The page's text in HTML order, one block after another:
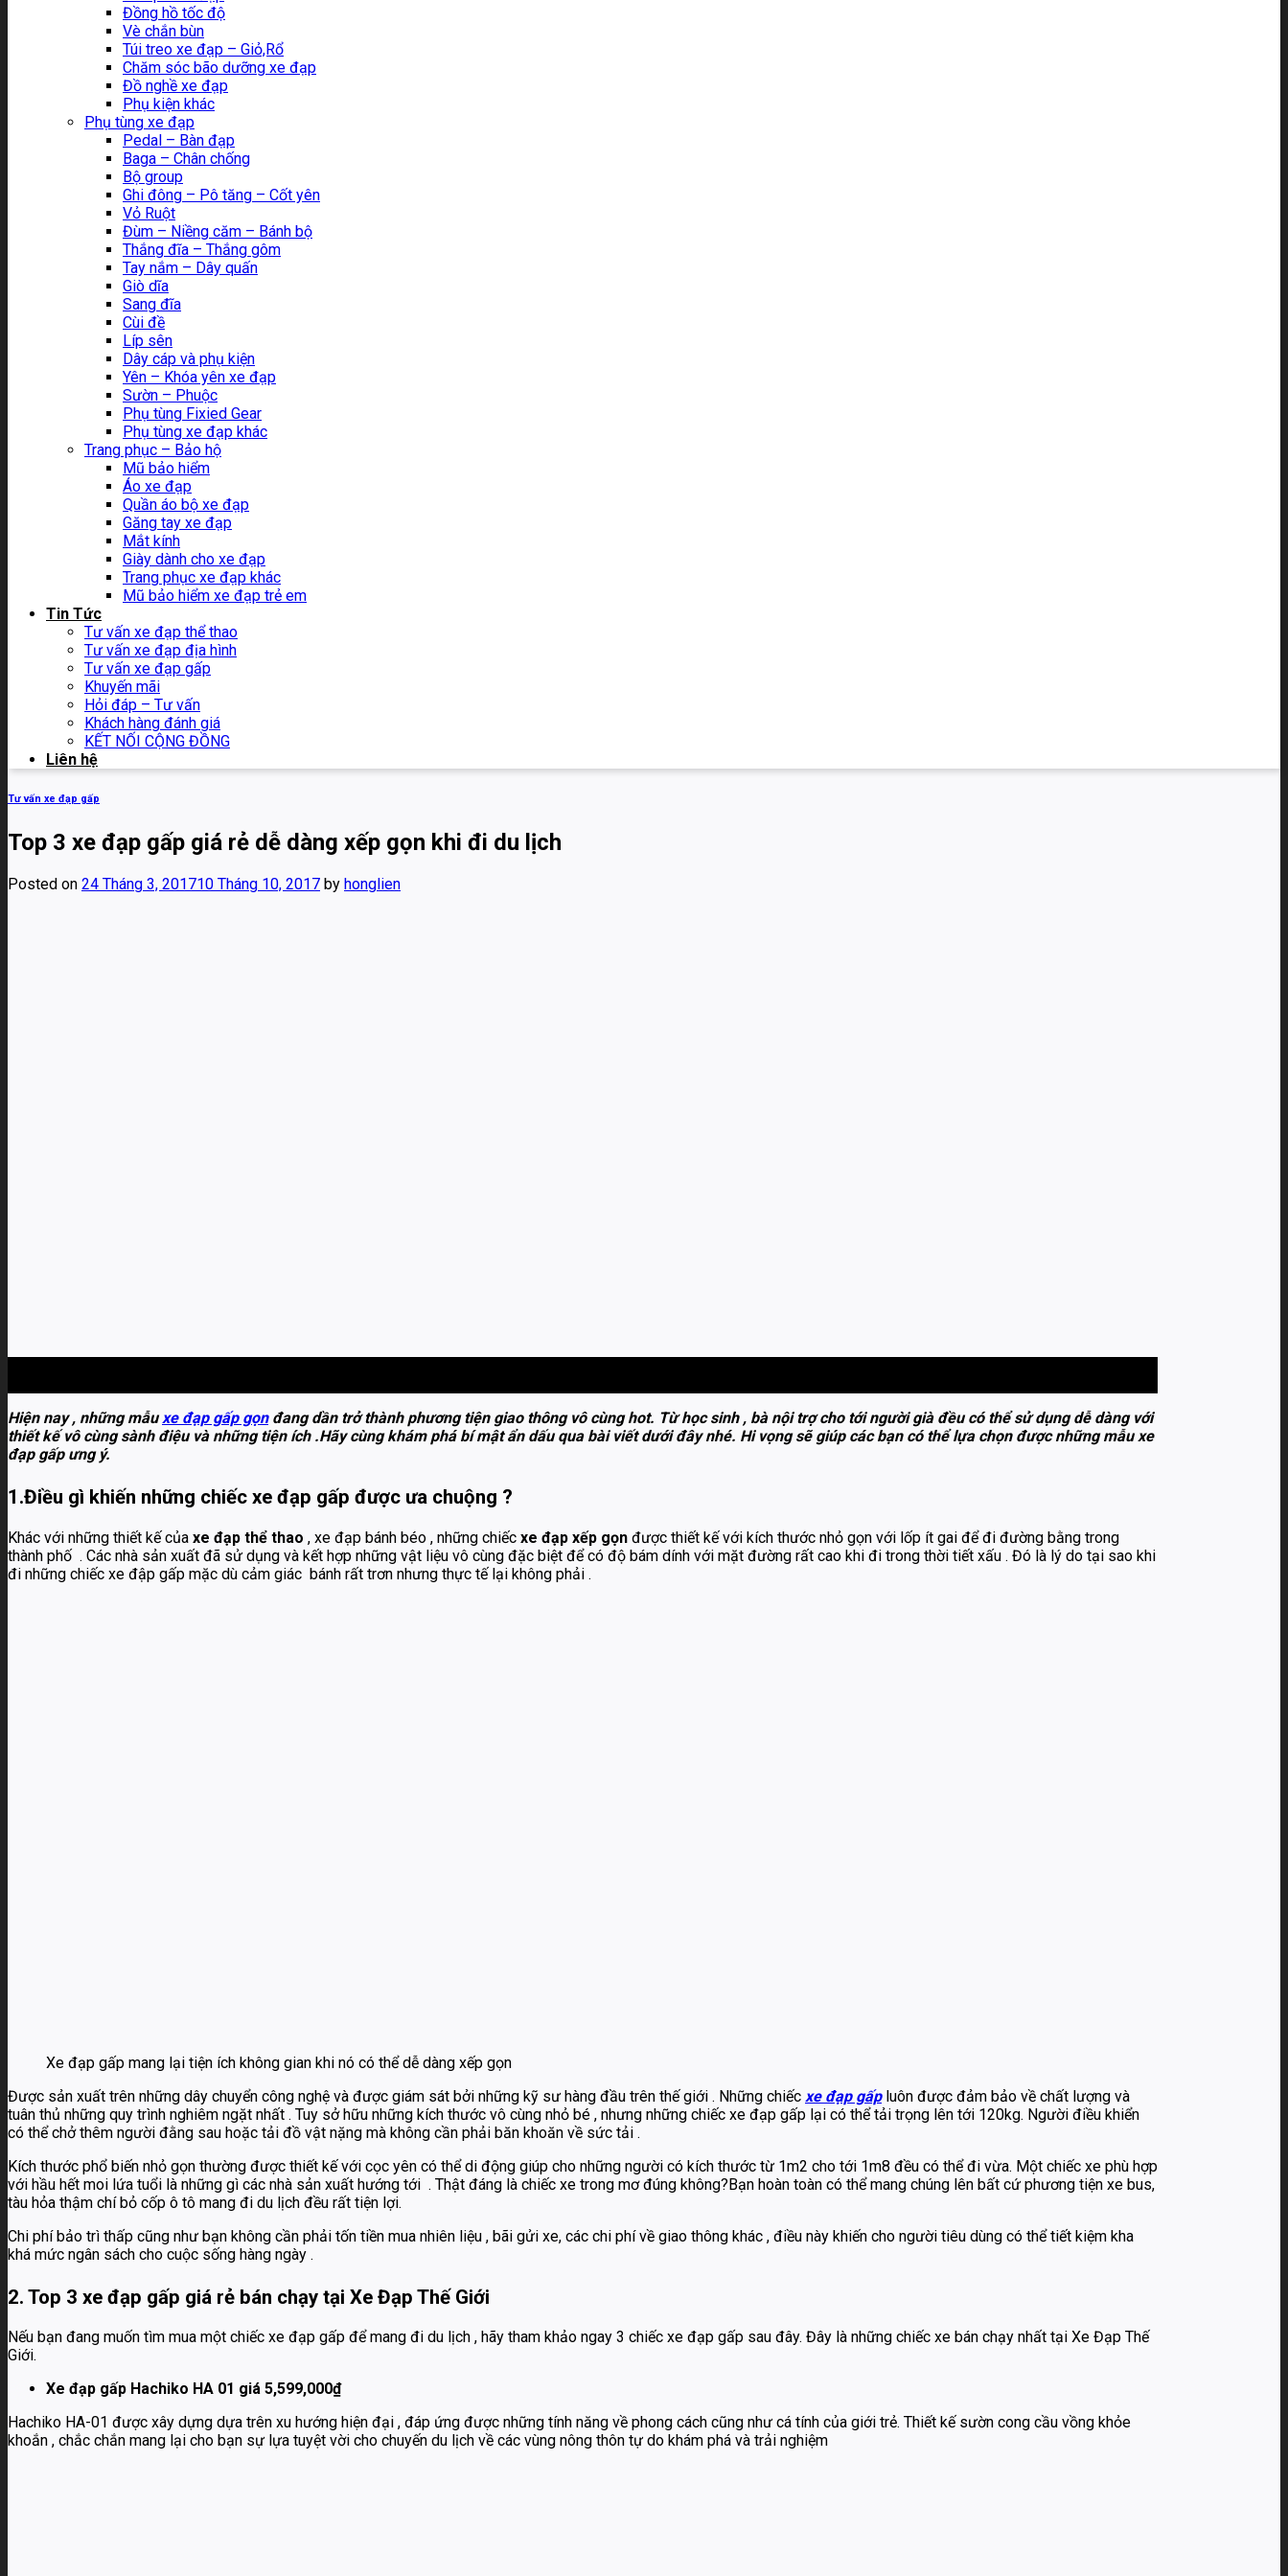
Đồng hồ tốc độ
Vè chắn bùn
Túi treo xe đạp – Giỏ,Rổ
Chăm sóc bão dưỡng xe đạp
Đồ nghề xe đạp
Phụ kiện khác
Phụ tùng xe đạp
Pedal – Bàn đạp
Baga – Chân chống
Bộ group
Ghi đông – Pô tăng – Cốt yên
Vỏ Ruột
Đùm – Niềng căm – Bánh bộ
Thắng đĩa – Thắng gôm
Tay nắm – Dây quấn
Giò dĩa
Sang đĩa
Cùi đề
Líp sên
Dây cáp và phụ kiện
Yên – Khóa yên xe đạp
Sườn – Phuộc
Phụ tùng Fixied Gear
Phụ tùng xe đạp khác
Trang phục – Bảo hộ
Mũ bảo hiểm
Áo xe đạp
Quần áo bộ xe đạp
Găng tay xe đạp
Mắt kính
Giày dành cho xe đạp
Trang phục xe đạp khác
Mũ bảo hiểm xe đạp trẻ em
Tin Tức
Tư vấn xe đạp thể thao
Tư vấn xe đạp địa hình
Tư vấn xe đạp gấp
Khuyến mãi
Hỏi đáp – Tư vấn
Khách hàng đánh giá
KẾT NỐI CỘNG ĐỒNG
Liên hệ
Tư vấn xe đạp gấp
Top 3 xe đạp gấp giá rẻ dễ dàng xếp gọn khi đi du lịch
Posted on 24 Tháng 3, 201710 Tháng 10, 2017 by honglien
Hiện nay , những mẫuxe đạp gấp gọnđang dần trở thành phương tiện giao thông vô cùng hot. Từ học sinh , bà nội trợ cho tới người già đều có thể sử dụng dễ dàng với
thiết kế vô cùng sành điệu và những tiện ích .Hãy cùng khám phá bí mật ẩn dấu qua bài viết dưới đây nhé. Hi vọng sẽ giúp các bạn có thể lựa chọn được những mẫu xe
đạp gấp ưng ý.
1.Điều gì khiến những chiếc xe đạp gấp được ưa chuộng ?
Khác với những thiết kế của xe đạp thể thao , xe đạp bánh béo , những chiếc xe đạp xếp gọn được thiết kế với kích thước nhỏ gọn với lốp ít gai để đi đường bằng trong
thành phố . Các nhà sản xuất đã sử dụng và kết hợp những vật liệu vô cùng đặc biệt để có độ bám dính với mặt đường rất cao khi đi trong thời tiết xấu . Đó là lý do tại sao khi
đi những chiếc xe đập gấp mặc dù cảm giác bánh rất trơn nhưng thực tế lại không phải .
Xe đạp gấp mang lại tiện ích không gian khi nó có thể dễ dàng xếp gọn
Được sản xuất trên những dây chuyển công nghệ và được giám sát bởi những kỹ sư hàng đầu trên thế giới . Những chiếc xe đạp gấpluôn được đảm bảo về chất lượng và
tuân thủ những quy trình nghiêm ngặt nhất . Tuy sở hữu những kích thước vô cùng nhỏ bé , nhưng những chiếc xe đạp gấp lại có thể tải trọng lên tới 120kg. Người điều khiển
có thể chở thêm người đằng sau hoặc tải đồ vật nặng mà không cần phải băn khoăn về sức tải .
Kích thước phổ biến nhỏ gọn thường được thiết kế với cọc yên có thể di động giúp cho những người có kích thước từ 1m2 cho tới 1m8 đều có thể đi vừa. Một chiếc xe phù hợp
với hầu hết moi lứa tuổi là những gì các nhà sản xuất hướng tới . Thật đáng là chiếc xe trong mơ đúng không?Bạn hoàn toàn có thể mang chúng lên bất cứ phương tiện xe bus,
tàu hỏa thậm chí bỏ cốp ô tô mang đi du lịch đều rất tiện lợi.
Chi phí bảo trì thấp cũng như bạn không cần phải tốn tiền mua nhiên liệu , bãi gửi xe, các chi phí về giao thông khác , điều này khiến cho người tiêu dùng có thể tiết kiệm kha
khá mức ngân sách cho cuộc sống hàng ngày .
2. Top 3 xe đạp gấp giá rẻ bán chạy tại Xe Đạp Thế Giới
Nếu bạn đang muốn tìm mua một chiếc xe đạp gấp để mang đi du lịch , hãy tham khảo ngay 3 chiếc xe đạp gấp sau đây. Đây là những chiếc xe bán chạy nhất tại Xe Đạp Thế
Giới.
Xe đạp gấp Hachiko HA 01 giá 5,599,000₫
Hachiko HA-01 được xây dựng dựa trên xu hướng hiện đại , đáp ứng được những tính năng về phong cách cũng như cá tính của giới trẻ. Thiết kế sườn cong cầu vồng khỏe
khoắn , chắc chắn mang lại cho bạn sự lựa tuyệt vời cho chuyến du lịch về các vùng nông thôn tự do khám phá và trải nghiệm